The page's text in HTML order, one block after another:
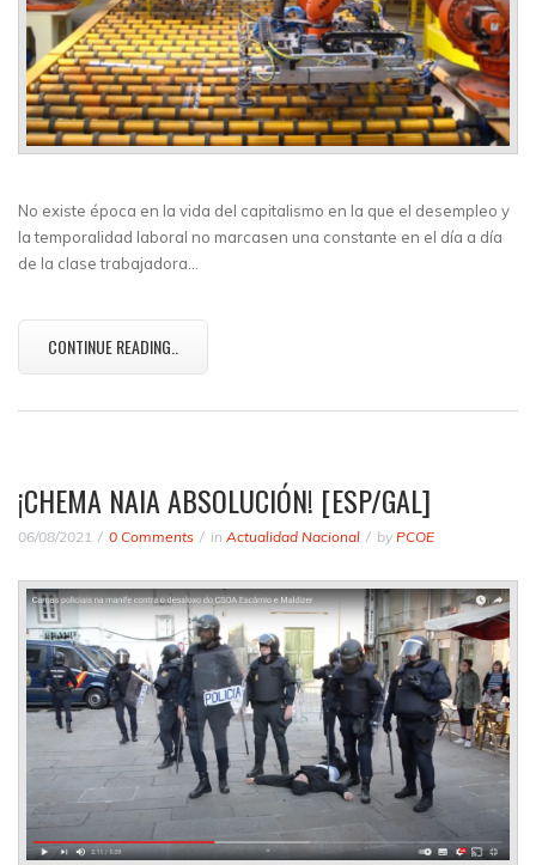
No existe época en la vida del capitalismo en la que el desempleo y
la temporalidad laboral no marcasen una constante en el día a día
de la clase trabajadora…
CONTINUE READING..
¡CHEMA NAIA ABSOLUCIÓN! [ESP/GAL]
06/08/2021 0 Comments in Actualidad Nacional by PCOE